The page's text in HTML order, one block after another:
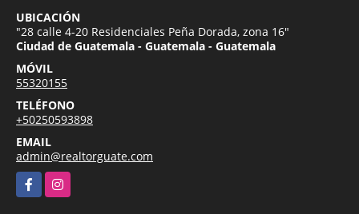
UBICACIÓN
"28 calle 4-20 Residenciales Peña Dorada, zona 16"
Ciudad de Guatemala - Guatemala - Guatemala
MÓVIL
55320155
TELÉFONO
+50250593898
EMAIL
admin@realtorguate.com
FacebookInstagram